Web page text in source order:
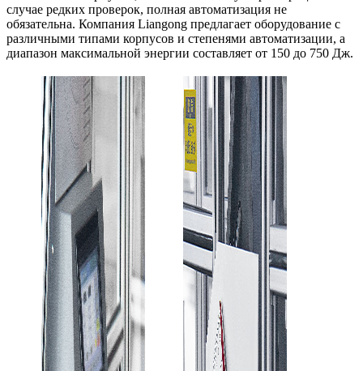
случае редких проверок, полная автоматизация не
обязательна. Компания Liangong предлагает оборудование с
различными типами корпусов и степенями автоматизации, а
диапазон максимальной энергии составляет от 150 до 750 Дж.